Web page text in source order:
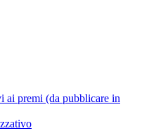
ai premi (da pubblicare in